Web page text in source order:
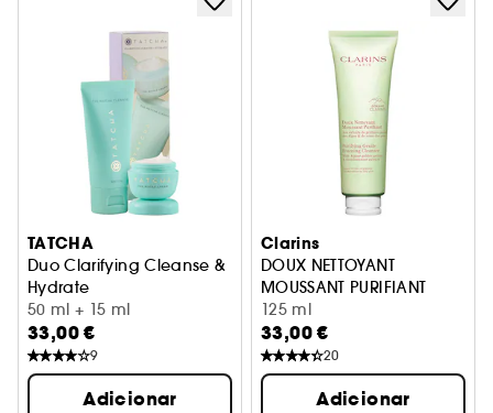
TATCHA
Duo Clarifying Cleanse &
Hydrate
Duo de Descoberta Tamanho de Viagem
50 ml + 15 ml
33,00 €
9
Adicionar
Clarins
DOUX NETTOYANT
MOUSSANT PURIFIANT
Espuma de limpeza facial
125 ml
33,00 €
20
Adicionar